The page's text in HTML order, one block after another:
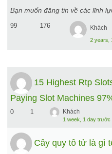
Bạn muốn đăng tin về các lĩnh
99 176 Khách
2 years,
15 Highest Rtp
Paying Slot Machines
0 1 Khách
1 week, 1 day trước
Cây quy tô tử là gì